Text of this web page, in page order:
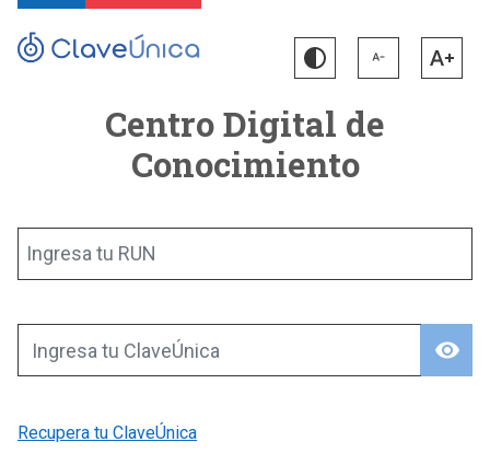
Centro Digital de
Conocimiento
Ingresa tu RUN
visibility
Ingresa tu ClaveÚnica
Recupera tu ClaveÚnica